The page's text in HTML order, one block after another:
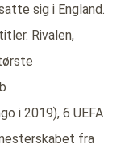
sig i England.
Rivalen,
i 2019), 6 UEFA
fra